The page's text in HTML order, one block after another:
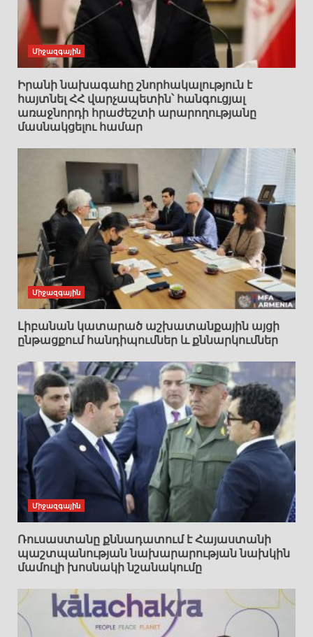
Միջազգային
Իրանի նախագահը շնորհակալություն է
հայտնել ՀՀ վարչապետին՝ հանգուցյալ
առաջնորդի հրաժեշտի արարողությանը
մասնակցելու համար
Միջազգային
Լիբանան կատարած աշխատանքային այցի
ընթացքում հանդիպումներ և քննարկումներ
Միջազգային
Ռուսաստանը քննադատում է Հայաստանի
պաշտպանության նախարարության նախկին
մամուլի խոսնակի նշանակումը